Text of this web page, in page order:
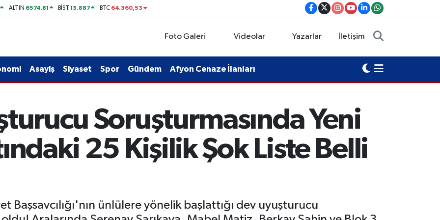
ALTIN 6574.81 BİST13.887 BTC 64.360,53
Foto Galeri Videolar Yazarlar İletişim
Asayiş Siyaset Spor Gündem Afyon Cenaze İlanları
Soruşturmasında Yeni
25 Kişilik Şok Liste Belli
Başsavcılığı'nın ünlülere yönelik başlattığı dev uyuşturucu